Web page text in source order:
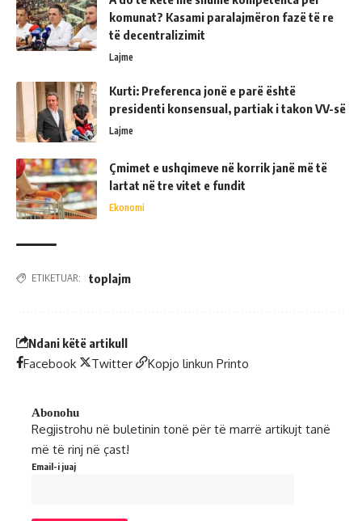
komunat? Kasami paralajmëron fazë të re
të decentralizimit
Lajme
Kurti: Preferenca jonë e parë është
presidenti konsensual, partiak i takon VV-së
Lajme
Çmimet e ushqimeve në korrik janë më të
lartat në tre vitet e fundit
Ekonomi
ETIKETUAR: toplajm
Ndani këtë artikull
Facebook Twitter Kopjo linkun Printo
Abonohu
Regjistrohu në buletinin tonë për të marrë artikujt tanë
më të rinj në çast!
Email-i juaj